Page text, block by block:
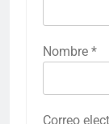
Nombre *
Correo